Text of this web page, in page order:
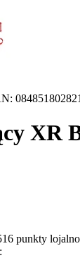
:
XR
punkty